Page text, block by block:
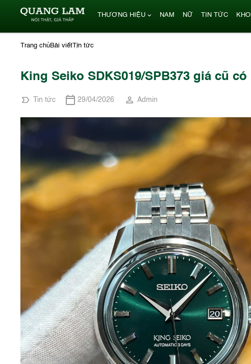
THƯƠNG HIỆU NAM NỮ TIN TỨC
Trang chủBài viếtTin tức
King Seiko SDKS019/SPB373 giá cũ
Tin tức 29/04/2026 Admin